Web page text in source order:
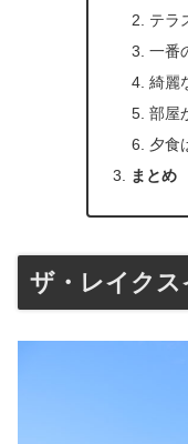
テラ
一番
綺麗
部屋
夕食
まとめ
ザ・レイク